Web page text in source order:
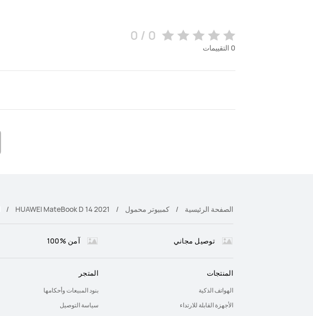
0 / 0
0 التقييمات
الصفحة الرئيسية كمبيوتر محمول HUAWEI MateBook D 14 2021
توصيل مجاني آمن %100
المنتجات
الهواتف الذكية
الأجهزة القابلة للارتداء
المتجر
بنود المبيعات وأحكامها
سياسة التوصيل